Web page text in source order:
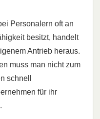
Personalern oft an
besitzt, handelt
Antrieb heraus.
muss man nicht zum
schnell
für ihr
.